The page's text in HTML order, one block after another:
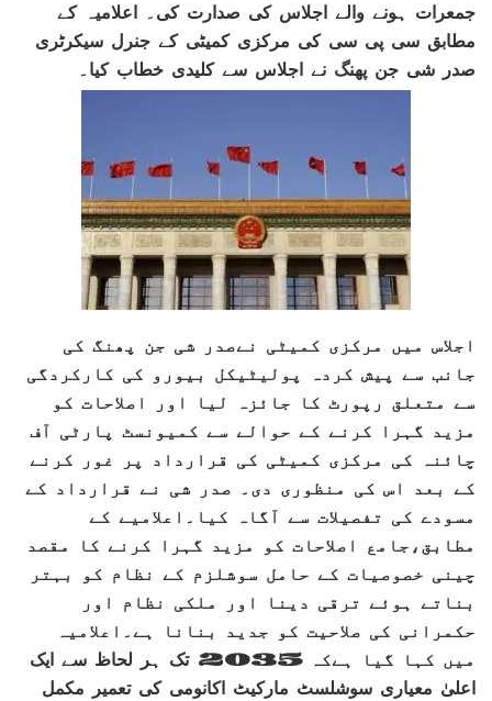
جمعرات ہونے والے اجلاس کی صدارت کی۔ اعلامیہ کے
مطابق سی پی سی کی مرکزی کمیٹی کے جنرل سیکرٹری
صدر شی جن پھنگ نے اجلاس سے کلیدی خطاب کیا۔
اجلاس میں مرکزی کمیٹی نےصدر شی جن پھنگ کی
جانب سے پیش کردہ پولیٹیکل بیورو کی کارکردگی
سے متعلق رپورٹ کا جائزہ لیا اور اصلاحات کو
مزید گہرا کرنے کے حوالے سے کمیونسٹ پارٹی آف
چائنہ کی مرکزی کمیٹی کی قرارداد پر غور کرنے
کے بعد اس کی منظوری دی۔ صدر شی نے قرارداد کے
مسودے کی تفصیلات سے آگاہ کیا۔اعلامیے کے
مطابق،جامع اصلاحات کو مزید گہرا کرنے کا مقصد
چینی خصوصیات کے حامل سوشلزم کے نظام کو بہتر
بناتے ہوئے ترقی دینا اور ملکی نظام اور
حکمرانی کی صلاحیت کو جدید بنانا ہے۔اعلامیہ
میں کہا گیا ہےکہ 2035 تک ہر لحاظ سے ایک
اعلیٰ معیاری سوشلسٹ مارکیٹ اکانومی کی تعمیر مکمل